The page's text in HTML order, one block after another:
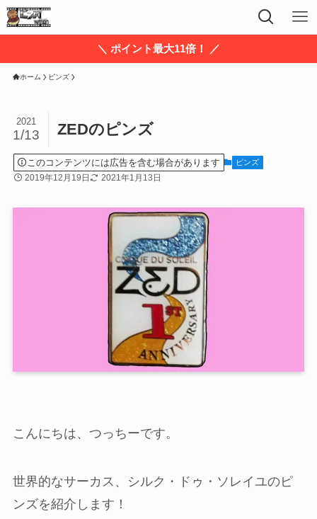
＼ ポイント最大11倍！ ／
ホーム ピンズ
ZEDのピンズ
2021
1/13
このコンテンツには広告を含む場合があります ピンズ
2019年12月19日 2021年1月13日
こんにちは、つっちーです。
世界的なサーカス、シルク・ドゥ・ソレイユのピ
ンズを紹介します！